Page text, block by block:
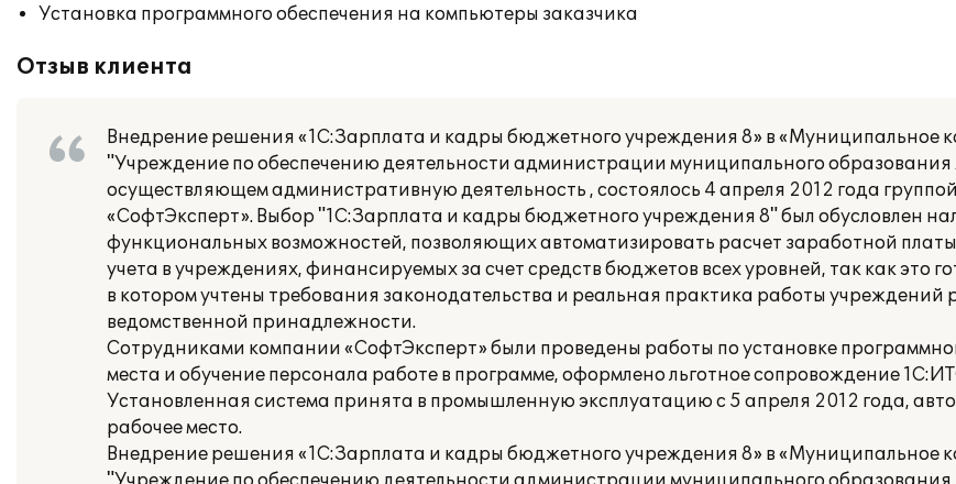
Установка программного обеспечения на компьютеры заказчика
Отзыв клиента
Внедрение решения «1С:Зарплата и кадры бюджетного учреждения 8» в «Муниципальное
"Учреждение по обеспечению деятельности администрации муниципального
осуществляющем административную деятельность , состоялось 4 апреля 2012 года
«СофтЭксперт». Выбор "1С:Зарплата и кадры бюджетного учреждения 8" был обусловлен
функциональных возможностей, позволяющих автоматизировать расчет заработной
учета в учреждениях, финансируемых за счет средств бюджетов всех уровней, так как это
в котором учтены требования законодательства и реальная практика работы учреждений
ведомственной принадлежности.
Сотрудниками компании «СофтЭксперт» были проведены работы по установке
места и обучение персонала работе в программе, оформлено льготное сопровождение
Установленная система принята в промышленную эксплуатацию с 5 апреля 2012 года,
рабочее место.
Внедрение решения «1С:Зарплата и кадры бюджетного учреждения 8» в «Муниципальное